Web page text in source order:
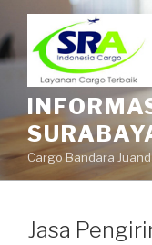
Cargo Bandara
Jasa